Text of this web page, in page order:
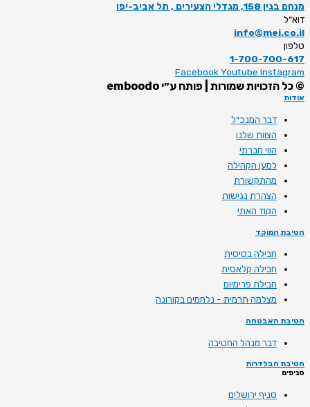
מנחם בגין 158, מגדלי הצעירים , תל אביב-יפו
דוא״ל
info@mei.co.il
טלפון
1-700-700-617
FacebookYoutube Instagram
© כל הזכויות שמורות | פותח ע״י emboodo
אודות
דבר המנכ״ל
הצוות שלנו
הווי חברתי
למען הקהילה
מהתקשורת
הצהרת נגישות
הקוד האתי
חטיבת המוקד
חבילה בסיסית
חבילה קלאסית
חבילת פרימיום
מצלמה תרמית - נלחמים בקורונה
חטיבת האבטחה
דבר מנהל החטיבה
חטיבת הבלדרות
סניפים
סניף ירושלים